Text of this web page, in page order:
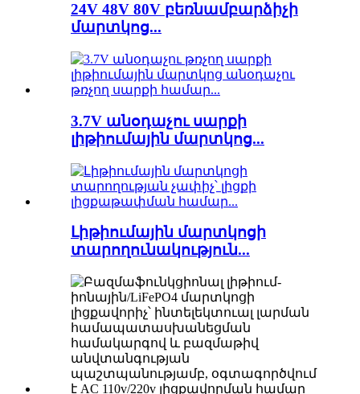
24V 48V 80V բեռնամբարձիչի
մարտկոց...
3.7V անօդաչու սարքի
լիթիումային մարտկոց...
Լիթիումային մարտկոցի
տարողունակություն...